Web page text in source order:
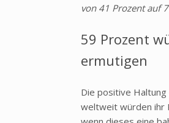
von 41 Prozent auf
59 Prozent
ermutigen
Die positive
weltweit würden ihr